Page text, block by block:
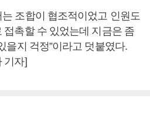
조합이 협조적이었고 인원도
접촉할 수 있었는데 지금은 좀
을지 걱정”이라고 덧붙였다.
기자]